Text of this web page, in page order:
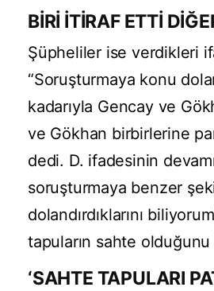
BİRİ İTİRAF ETTİ
Şüpheliler ise verdikleri
“Soruşturmaya konu
kadarıyla Gencay ve
ve Gökhan birbirlerine
dedi. D. ifadesinin
soruşturmaya benzer
dolandırdıklarını
tapuların sahte
‘SAHTE TAPULARI